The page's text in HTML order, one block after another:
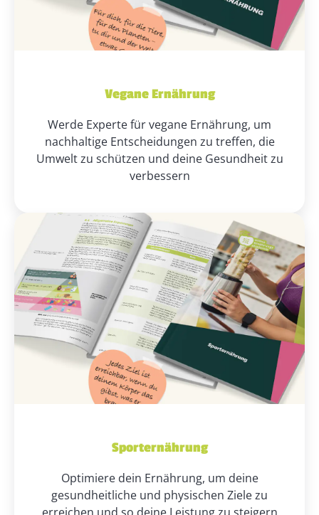
Vegane Ernährung
Werde Experte für vegane Ernährung, um
nachhaltige Entscheidungen zu treffen, die
Umwelt zu schützen und deine Gesundheit zu
verbessern
Sporternährung
Optimiere dein Ernährung, um deine
gesundheitliche und physischen Ziele zu